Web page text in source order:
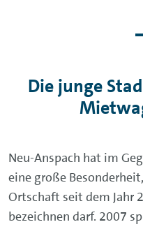
Die junge
Neu-Anspach hat im
eine große
Ortschaft seit dem Jahr
bezeichnen darf. 2007